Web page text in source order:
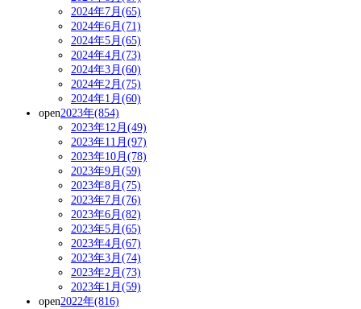
2024年7月(65)
2024年6月(71)
2024年5月(65)
2024年4月(73)
2024年3月(60)
2024年2月(75)
2024年1月(60)
open2023年(854)
2023年12月(49)
2023年11月(97)
2023年10月(78)
2023年9月(59)
2023年8月(75)
2023年7月(76)
2023年6月(82)
2023年5月(65)
2023年4月(67)
2023年3月(74)
2023年2月(73)
2023年1月(59)
open2022年(816)